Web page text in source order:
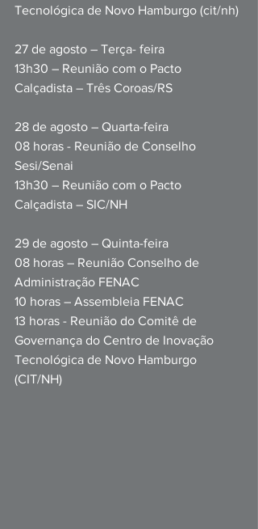
Tecnológica de Novo Hamburgo (cit/nh)
27 de agosto – Terça- feira
13h30 – Reunião com o Pacto
Calçadista – Três Coroas/RS
28 de agosto – Quarta-feira
08 horas - Reunião de Conselho
Sesi/Senai
13h30 – Reunião com o Pacto
Calçadista – SIC/NH
29 de agosto – Quinta-feira
08 horas – Reunião Conselho de
Administração FENAC
10 horas – Assembleia FENAC
13 horas - Reunião do Comitê de
Governança do Centro de Inovação
Tecnológica de Novo Hamburgo
(CIT/NH)